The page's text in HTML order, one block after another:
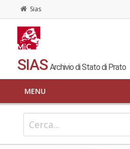
Sias
SIAS Archivio di Stato di Prato
MENU